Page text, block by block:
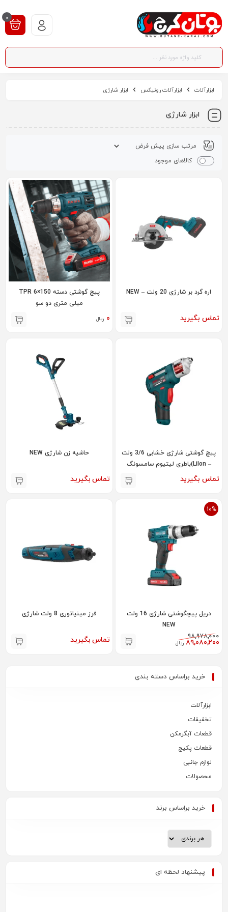
0
ابزارآلات ابزارآلات رونیکس ابزار شارژی
ابزار شارژی
کالاهای موجود
اره گرد بر شارژی 20 ولت – NEW
تماس بگیرید
پیچ گوشتی دسته TPR 6×150
میلی متری دو سو
۰ ریال
پیچ گوشتی شارژی خشابی 3/6 ولت
– LiIon)باطری لیتیوم سامسونگ
تماس بگیرید
حاشیه زن شارژی NEW
تماس بگیرید
10%
دریل پیچگوشتی شارژی 16 ولت
NEW
۹۸,۹۷۸,۰۰۰
۸۹,۰۸۰,۲۰۰ ریال
فرز مینیاتوری 8 ولت شارژی
تماس بگیرید
خرید براساس دسته بندی
ابزارآلات
تخفیفات
قطعات آبگرمکن
قطعات پکیج
لوازم جانبی
محصولات
خرید براساس برند
پیشنهاد لحظه ای